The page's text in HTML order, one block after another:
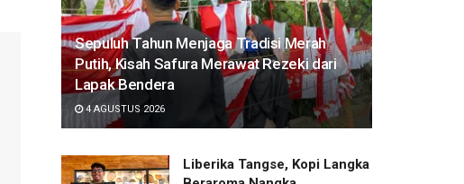
Sepuluh Tahun Menjaga Tradisi Merah
Putih, Kisah Safura Merawat Rezeki dari
Lapak Bendera
4 AGUSTUS 2026
Liberika Tangse, Kopi Langka